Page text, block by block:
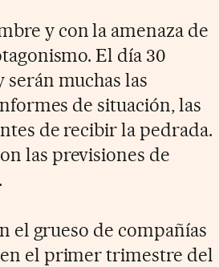
y con la amenaza de
El día 30
muchas las
de situación, las
de recibir la pedrada.
las previsiones de
el grueso de compañías
el primer trimestre del